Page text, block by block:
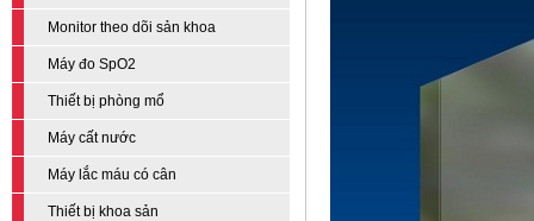
Monitor theo dõi sản khoa
Máy đo SpO2
Thiết bị phòng mổ
Máy cất nước
Máy lắc máu có cân
Thiết bị khoa sản